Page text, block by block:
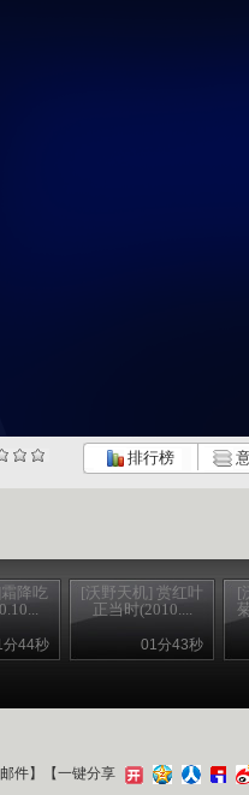
排行榜
降吃
分44秒
[沃野天机] 赏红叶
正当时(2010....
01分43秒
[
件】 【一键分享